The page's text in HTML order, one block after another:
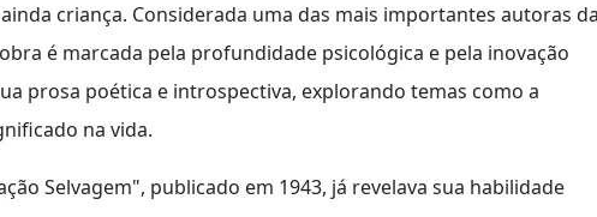
criança. Considerada uma das mais importantes autoras
é marcada pela profundidade psicológica e pela inovação
prosa poética e introspectiva, explorando temas como a
na vida.
Selvagem", publicado em 1943, já revelava sua habilidade